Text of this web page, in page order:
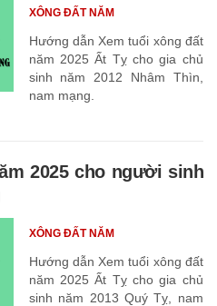
Hướng dẫn Xem tuổi xông đất
năm 2025 Ất Tỵ cho gia chủ
sinh năm 2012 Nhâm Thìn,
nam mạng.
XÔNG ĐẤT NĂM
2025 cho người sinh
Hướng dẫn Xem tuổi xông đất
năm 2025 Ất Tỵ cho gia chủ
sinh năm 2013 Quý Tỵ, nam
XÔNG ĐẤT NĂM